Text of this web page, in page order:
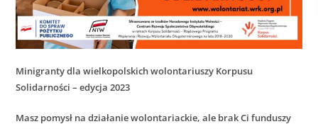
Minigranty dla wielkopolskich wolontariuszy Korpusu
Solidarności – edycja 2023
Masz pomysł na działanie wolontariackie, ale brak Ci funduszy